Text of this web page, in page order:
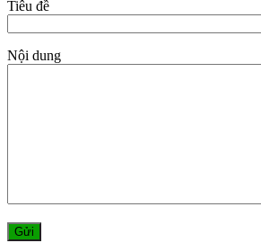
Tiêu đề
Nội dung